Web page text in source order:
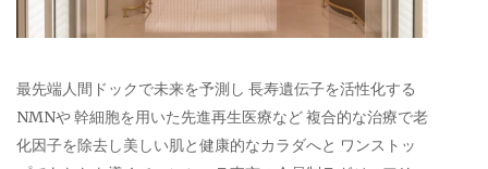
最先端人間ドックで未来を予測し 長寿遺伝子を活性化する
NMNや 幹細胞を用いた先進再生医療など 複合的な治療で老
化因子を除去し美しい肌と健康的なカラダへと ワンストッ